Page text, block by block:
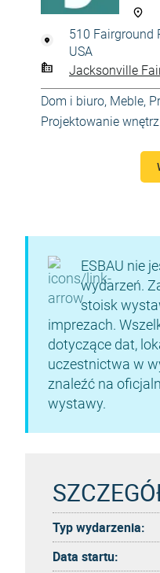
510 Fairground
USA
Jacksonville
Dom i biuro, Meble,
Projektowanie wnętrz
ESBAU nie
wydarzeń.
stoisk
imprezach.
dotyczące dat,
uczestnictwa w
znaleźć na
wystawy.
Typ wydarzenia:
Data startu: